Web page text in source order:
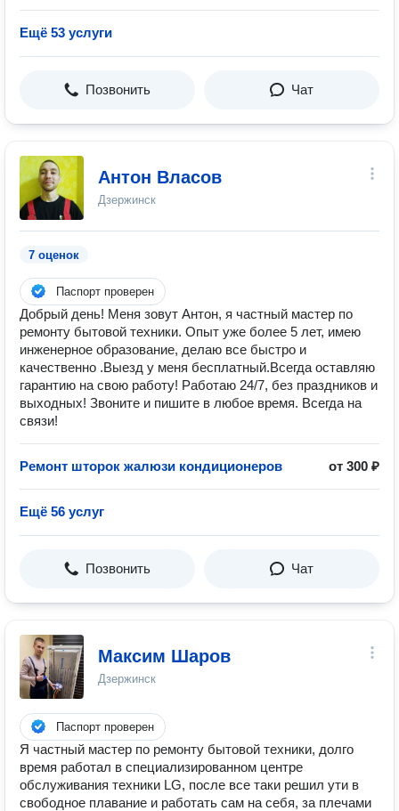
Ещё 53 услуги
Позвонить Чат
Антон Власов
Дзержинск
7 оценок
Паспорт проверен
Добрый день! Меня зовут Антон, я частный мастер по
ремонту бытовой техники. Опыт уже более 5 лет, имею
инженерное образование, делаю все быстро и
качественно .Выезд у меня бесплатный.Всегда оставляю
гарантию на свою работу! Работаю 24/7, без праздников и
выходных! Звоните и пишите в любое время. Всегда на
связи!
Ремонт шторок жалюзи кондиционеров от 300 ₽
Ещё 56 услуг
Позвонить Чат
Максим Шаров
Дзержинск
Паспорт проверен
Я частный мастер по ремонту бытовой техники, долго
время работал в специализированном центре
обслуживания техники LG, после все таки решил ути в
свободное плавание и работать сам на себя, за плечами